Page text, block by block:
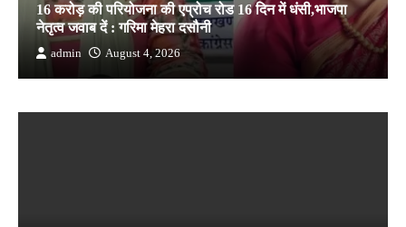
16 करोड़ की परियोजना की एप्रोच रोड 16 दिन में धंसी,भाजपा
नेतृत्व जवाब दें : गरिमा मेहरा दसौनी
admin August 4, 2026